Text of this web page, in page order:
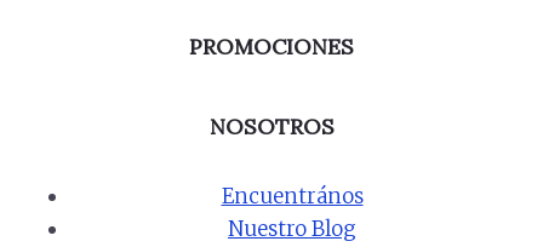
PROMOCIONES
NOSOTROS
Encuentrános
Nuestro Blog